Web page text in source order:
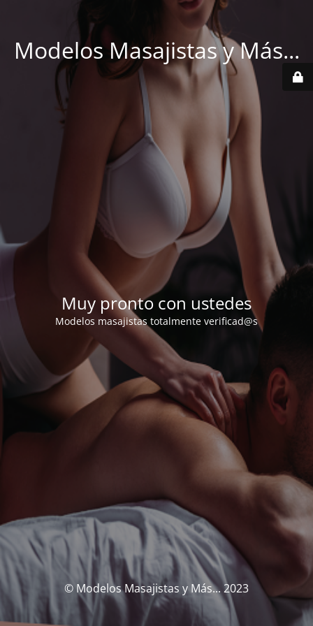
Modelos Masajistas y Más...
Muy pronto con ustedes
Modelos masajistas totalmente verificad@s
© Modelos Masajistas y Más... 2023